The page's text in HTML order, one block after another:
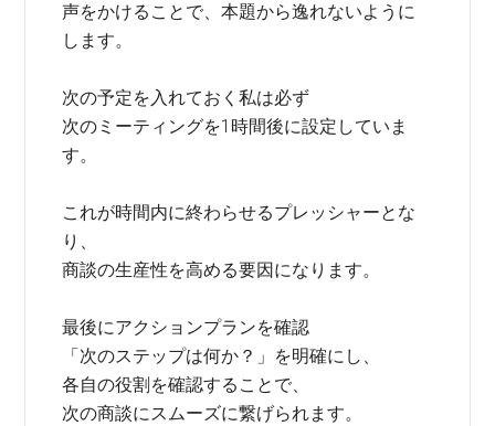
声をかけることで、本題から逸れないように
します。
次の予定を入れておく私は必ず
次のミーティングを1時間後に設定していま
す。
これが時間内に終わらせるプレッシャーとな
り、
商談の生産性を高める要因になります。
最後にアクションプランを確認
「次のステップは何か？」を明確にし、
各自の役割を確認することで、
次の商談にスムーズに繋げられます。